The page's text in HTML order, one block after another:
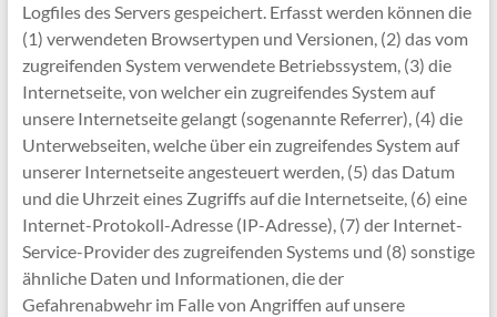
Logfiles des Servers gespeichert. Erfasst werden können die
(1) verwendeten Browsertypen und Versionen, (2) das vom
zugreifenden System verwendete Betriebssystem, (3) die
Internetseite, von welcher ein zugreifendes System auf
unsere Internetseite gelangt (sogenannte Referrer), (4) die
Unterwebseiten, welche über ein zugreifendes System auf
unserer Internetseite angesteuert werden, (5) das Datum
und die Uhrzeit eines Zugriffs auf die Internetseite, (6) eine
Internet-Protokoll-Adresse (IP-Adresse), (7) der Internet-
Service-Provider des zugreifenden Systems und (8) sonstige
ähnliche Daten und Informationen, die der
Gefahrenabwehr im Falle von Angriffen auf unsere